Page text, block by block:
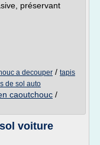
préservant
a decouper / tapis
de sol auto
caoutchouc /
voiture